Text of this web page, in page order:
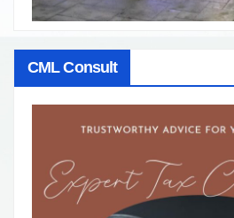
CML Consult